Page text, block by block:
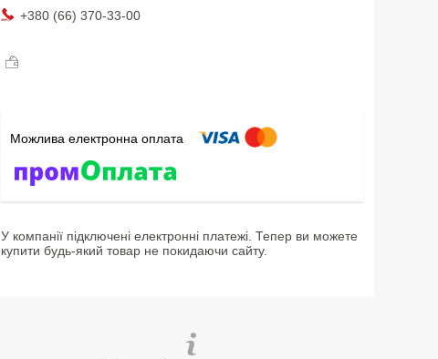
+380 (66) 370-33-00
У компанії підключені електронні платежі. Тепер ви можете
купити будь-який товар не покидаючи сайту.